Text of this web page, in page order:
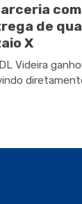
de
X
Videira